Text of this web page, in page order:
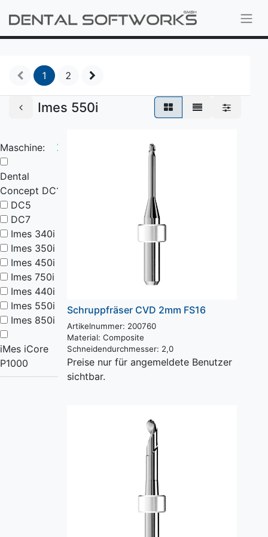
1 2
Imes 550i
Maschine: X
Dental
Concept DC1
DC5
DC7
Imes 340i
Imes 350i
Imes 450i
Imes 750i
Imes 440i
Imes 550i
Imes 850i
iMes iCore
P1000
Schruppfräser CVD 2mm FS16
Artikelnummer: 200760
Material: Composite
Schneidendurchmesser: 2,0
Preise nur für angemeldete Benutzer
sichtbar.